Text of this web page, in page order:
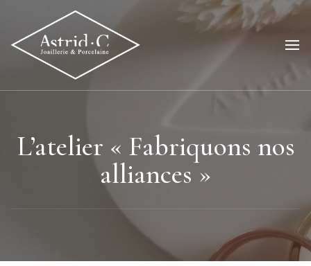
L’atelier « Fabriquons nos
alliances »